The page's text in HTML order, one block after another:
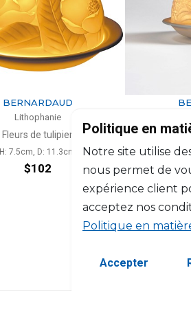
BERNARDAUD
Lithophanie
Fleurs de tulipier
H: 7.5cm, D: 11.3cm
$102
H:
Politique en
Notre site utilise
nous permet de
expérience client
acceptez nos
Politique en
Accepter